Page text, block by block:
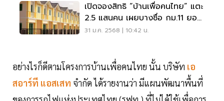
เปิดจองสิทธิ “บ้านเพื่อคนไทย” แตะ
2.5 แสนคน เผยบางซื่อ กม.11 ยอด
พุ่งสูงสุด
31 ม.ค. 2568 | 10:42 น.
อย่างไรก็ดีตามโครงการบ้านเพื่อคนไทย นั้น บริษัท เอ
สอาร์ที แอสเสท จำกัด ได้รายงานว่า มีแผนพัฒนาพื้นที่